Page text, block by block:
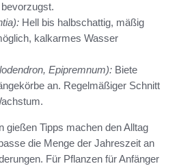
Hell bis halbschattig, mäßig
kalkarmes Wasser
Epipremnum): Biete
an. Regelmäßiger Schnitt
gießen Tipps machen den Alltag
die Menge der Jahreszeit an
Für Pflanzen für Anfänger